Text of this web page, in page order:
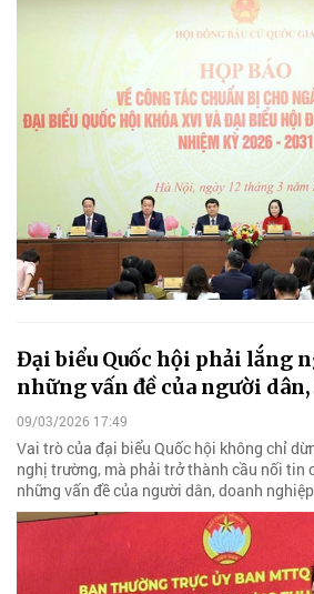
Đại biểu Quốc hội phải lắng
những vấn đề của người
09/03/2026 17:49
Vai trò của đại biểu Quốc hội không chỉ
nghị trường, mà phải trở thành cầu nối tin
những vấn đề của người dân, doanh